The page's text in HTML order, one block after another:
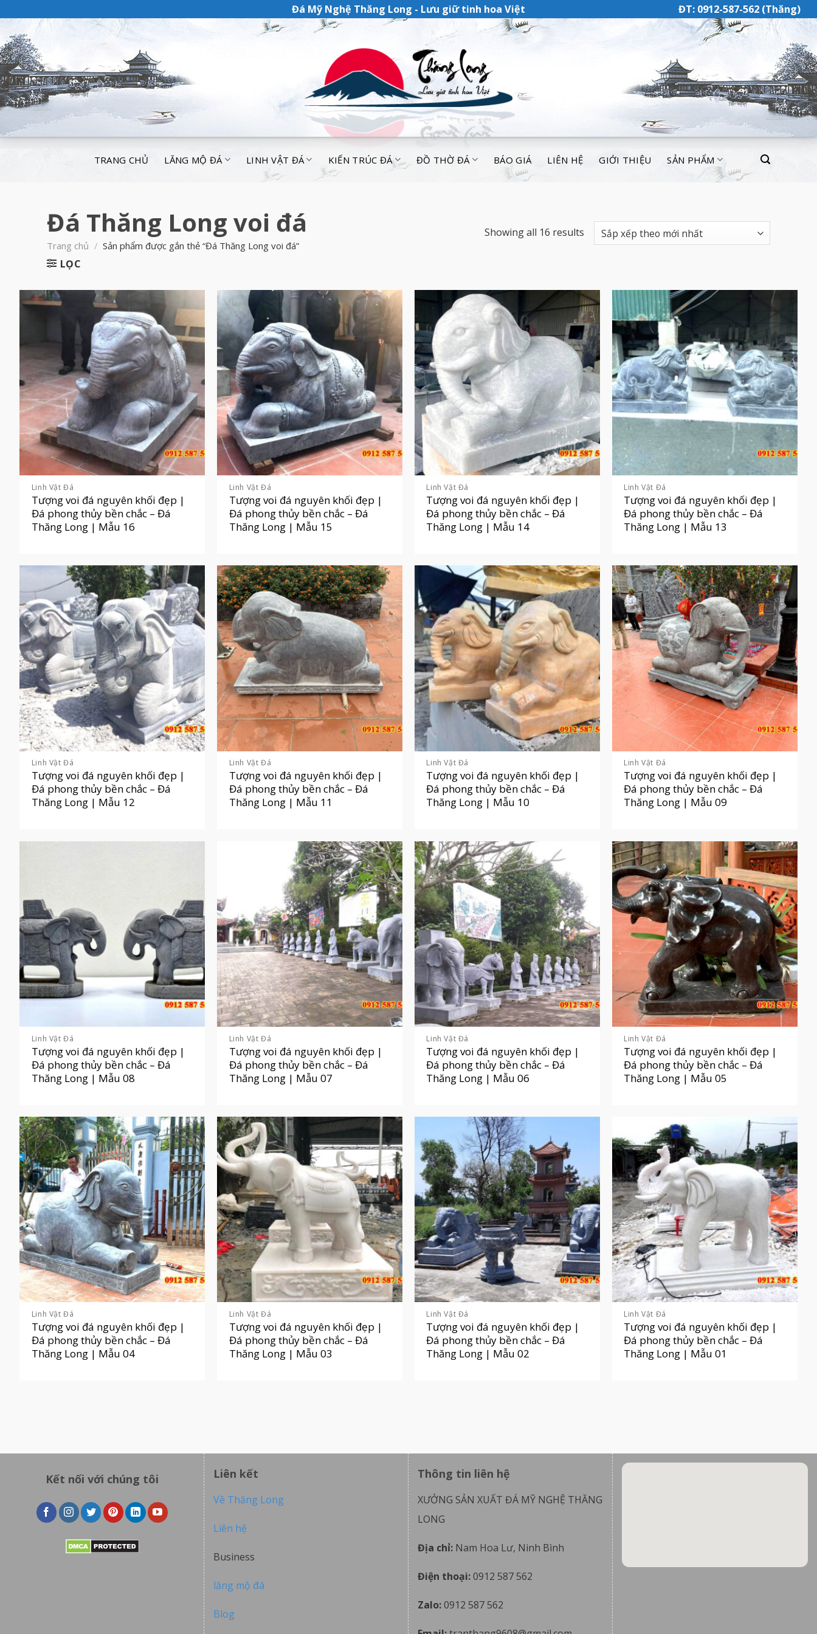
Đá Mỹ Nghệ Thăng Long - Lưu giữ tinh hoa Việt ĐT: 0912-587-562 (Thăng)
TRANG CHỦ LĂNG MỘ ĐÁ LINH VẬT ĐÁ KIẾN TRÚC ĐÁ ĐỒ THỜ ĐÁ BÁO GIÁ LIÊN HỆ GIỚI THIỆU SẢN PHẨM
Đá Thăng Long voi đá
Trang chủ / Sản phẩm được gắn thẻ “Đá Thăng Long voi đá”
LỌC
Showing all 16 results
Linh Vật Đá
Tượng voi đá nguyên khối đẹp |
Đá phong thủy bền chắc – Đá
Thăng Long | Mẫu 16
Linh Vật Đá
Tượng voi đá nguyên khối đẹp |
Đá phong thủy bền chắc – Đá
Thăng Long | Mẫu 15
Linh Vật Đá
Tượng voi đá nguyên khối đẹp |
Đá phong thủy bền chắc – Đá
Thăng Long | Mẫu 14
Linh Vật Đá
Tượng voi đá nguyên khối đẹp |
Đá phong thủy bền chắc – Đá
Thăng Long | Mẫu 13
Linh Vật Đá
Tượng voi đá nguyên khối đẹp |
Đá phong thủy bền chắc – Đá
Thăng Long | Mẫu 12
Linh Vật Đá
Tượng voi đá nguyên khối đẹp |
Đá phong thủy bền chắc – Đá
Thăng Long | Mẫu 11
Linh Vật Đá
Tượng voi đá nguyên khối đẹp |
Đá phong thủy bền chắc – Đá
Thăng Long | Mẫu 10
Linh Vật Đá
Tượng voi đá nguyên khối đẹp |
Đá phong thủy bền chắc – Đá
Thăng Long | Mẫu 09
Linh Vật Đá
Tượng voi đá nguyên khối đẹp |
Đá phong thủy bền chắc – Đá
Thăng Long | Mẫu 08
Linh Vật Đá
Tượng voi đá nguyên khối đẹp |
Đá phong thủy bền chắc – Đá
Thăng Long | Mẫu 07
Linh Vật Đá
Tượng voi đá nguyên khối đẹp |
Đá phong thủy bền chắc – Đá
Thăng Long | Mẫu 06
Linh Vật Đá
Tượng voi đá nguyên khối đẹp |
Đá phong thủy bền chắc – Đá
Thăng Long | Mẫu 05
Linh Vật Đá
Tượng voi đá nguyên khối đẹp |
Đá phong thủy bền chắc – Đá
Thăng Long | Mẫu 04
Linh Vật Đá
Tượng voi đá nguyên khối đẹp |
Đá phong thủy bền chắc – Đá
Thăng Long | Mẫu 03
Linh Vật Đá
Tượng voi đá nguyên khối đẹp |
Đá phong thủy bền chắc – Đá
Thăng Long | Mẫu 02
Linh Vật Đá
Tượng voi đá nguyên khối đẹp |
Đá phong thủy bền chắc – Đá
Thăng Long | Mẫu 01
Kết nối với chúng tôi Liên kết
Về Thăng Long
Liên hệ
Business
lăng mộ đá
Blog
Thông tin liên hệ
XƯỞNG SẢN XUẤT ĐÁ MỸ NGHỆ THĂNG
LONG
Địa chỉ: Nam Hoa Lư, Ninh Bình
Điện thoại:0912 587 562
Zalo:0912 587 562